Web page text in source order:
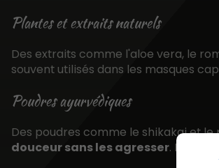
Plantes et extraits naturels
Des extraits comme l'aloe vera, le
souvent utilisés dans les masques
Poudres ayurvédiques
Des poudres comme le shikakai et
douceur sans les agresser. Elles